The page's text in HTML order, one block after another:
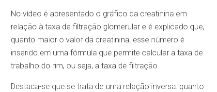
No vídeo é apresentado o gráfico da creatinina em
relação à taxa de filtração glomerular e é explicado que,
quanto maior o valor da creatinina, esse número é
inserido em uma fórmula que permite calcular a taxa de
trabalho do rim, ou seja, a taxa de filtração.
Destaca-se que se trata de uma relação inversa: quanto